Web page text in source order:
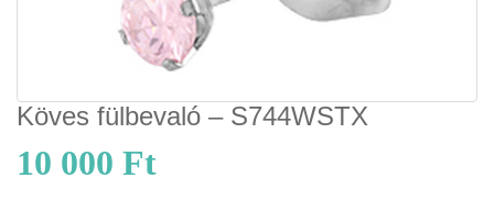
Köves fülbevaló – S744WSTX
10 000 Ft